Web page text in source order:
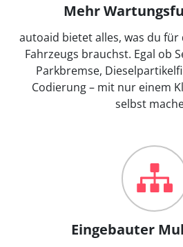
Mehr
autoaid bietet alles, was du für
Fahrzeugs brauchst. Egal ob
Parkbremse,
Codierung – mit nur einem
selbst
Eingebauter